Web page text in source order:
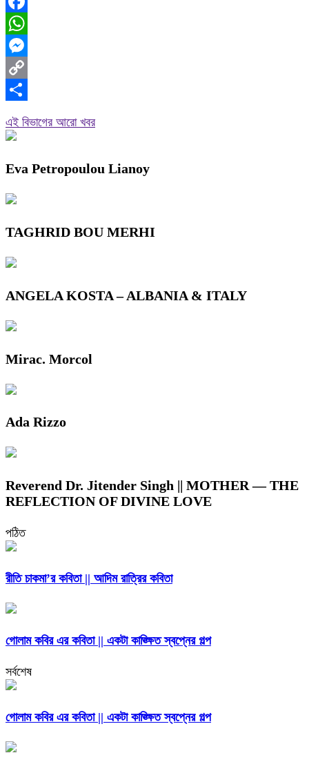
Facebook
WhatsApp
Messenger
Copy
এই বিভাগের আরো খবর
Eva Petropoulou Lianoy
TAGHRID BOU MERHI
ANGELA KOSTA – ALBANIA & ITALY
Mirac. Morcol
Ada Rizzo
Reverend Dr. Jitender Singh || MOTHER — THE
REFLECTION OF DIVINE LOVE
পঠিত
রীতি চাকমা’র কবিতা || আদিম রাত্রির কবিতা
গোলাম কবির এর কবিতা || একটা কাঙ্ক্ষিত স্বপ্নের গল্প
সর্বশেষ
গোলাম কবির এর কবিতা || একটা কাঙ্ক্ষিত স্বপ্নের গল্প